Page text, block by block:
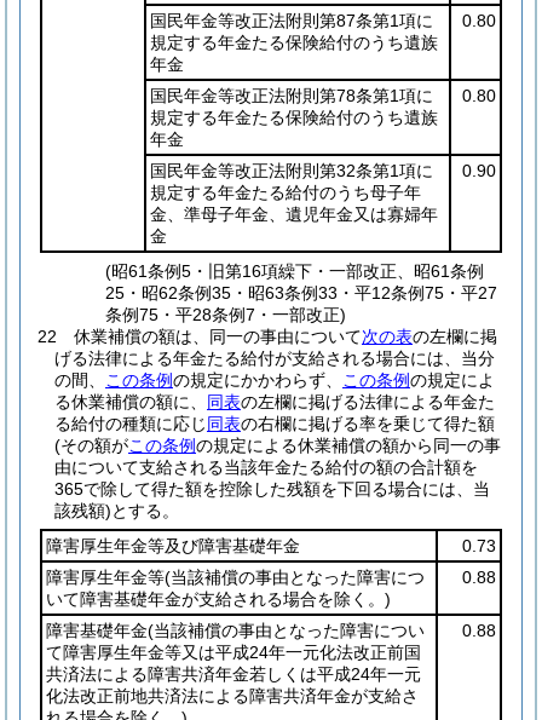
国民年金等改正法附則第87条第1項に
規定する年金たる保険給付のうち遺族
年金
0.80
国民年金等改正法附則第78条第1項に
規定する年金たる保険給付のうち遺族
年金
0.80
国民年金等改正法附則第32条第1項に
規定する年金たる給付のうち母子年
金、準母子年金、遺児年金又は寡婦年
金
0.90
(昭61条例5・旧第16項繰下・一部改正、昭61条例
25・昭62条例35・昭63条例33・平12条例75・平27
条例75・平28条例7・一部改正)
22
休業補償の額は、同一の事由について次の表の左欄に掲
げる法律による年金たる給付が支給される場合には、当分
の間、
この条例の規定にかかわらず、 この条例の規定によ
る休業補償の額に、 同表の左欄に掲げる法律による年金た
る給付の種類に応じ同表の右欄に掲げる率を乗じて得た額
(その額がこの条例の規定による休業補償の額から同一の事
由について支給される当該年金たる給付の額の合計額を
365で除して得た額を控除した残額を下回る場合には、当
該残額)とする。
障害厚生年金等及び障害基礎年金
0.73
障害厚生年金等(当該補償の事由となった障害につ
いて障害基礎年金が支給される場合を除く。)
0.88
障害基礎年金(当該補償の事由となった障害につい
て障害厚生年金等又は平成24年一元化法改正前国
共済法による障害共済年金若しくは平成24年一元
化法改正前地共済法による障害共済年金が支給さ
0.88